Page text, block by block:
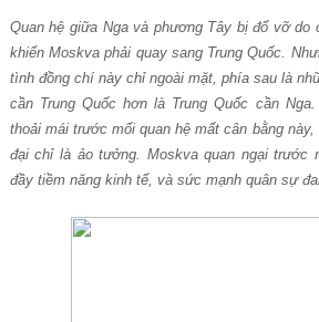
Quan hệ giữa Nga và phương Tây bị đổ vỡ do
khiến Moskva phải quay sang Trung Quốc.
tình đồng chí này chỉ ngoài mặt, phía sau là
cần Trung Quốc hơn là Trung Quốc cần
thoải mái trước mối quan hệ mất cân bằng
đại chỉ là ảo tưởng. Moskva quan ngại trước
đầy tiềm năng kinh tế, và sức mạnh quân sự